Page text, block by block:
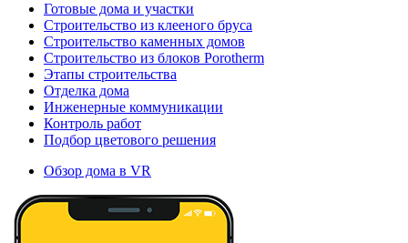
Готовые дома и участки
Строительство из клееного бруса
Строительство каменных домов
Строительство из блоков Porotherm
Этапы строительства
Отделка дома
Инженерные коммуникации
Контроль работ
Подбор цветового решения
Обзор дома в VR